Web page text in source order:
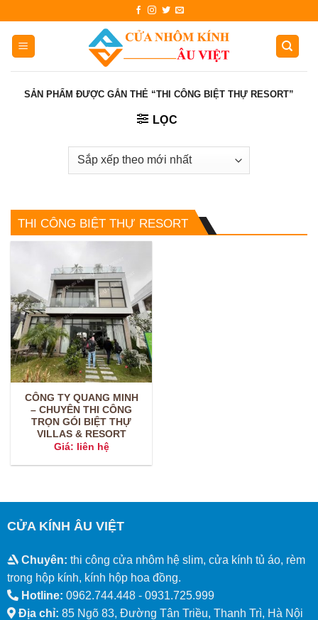
content
SẢN PHẨM ĐƯỢC GẮN THẺ “THI CÔNG BIỆT THỰ RESORT”
LỌC
THI CÔNG BIỆT THỰ RESORT
CÔNG TY QUANG MINH
– CHUYÊN THI CÔNG
TRỌN GÓI BIỆT THỰ
VILLAS & RESORT
Giá: liên hệ
CỬA KÍNH ÂU VIỆT
Chuyên: thi công cửa nhôm hệ slim, cửa kính tủ áo, rèm
trong hộp kính, kính hộp hoa đồng.
Hotline: 0962.744.448 - 0931.725.999
Địa chỉ: 85 Ngõ 83, Đường Tân Triều, Thanh Trì, Hà Nội